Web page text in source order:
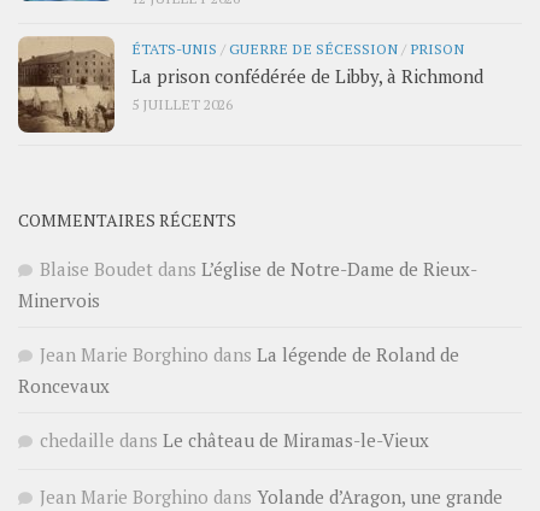
ÉTATS-UNIS /GUERRE DE SÉCESSION/ PRISON
La prison confédérée de Libby, à Richmond
5 JUILLET 2026
COMMENTAIRES RÉCENTS
Blaise Boudet dans L’église de Notre-Dame de Rieux-
Minervois
Jean Marie Borghino dans La légende de Roland de
Roncevaux
chedaille dans Le château de Miramas-le-Vieux
Jean Marie Borghino dans Yolande d’Aragon, une grande